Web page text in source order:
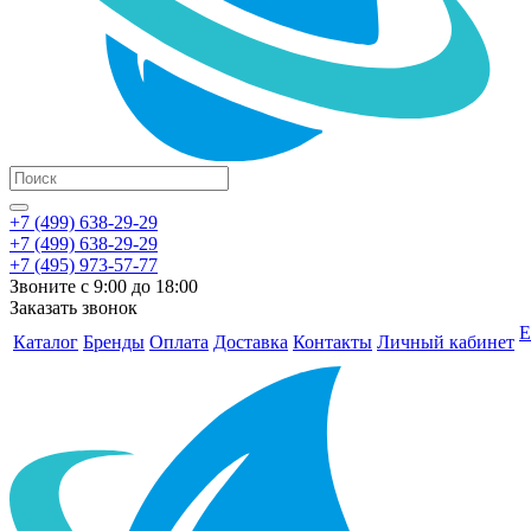
+7 (499) 638-29-29
+7 (499) 638-29-29
+7 (495) 973-57-77
Звоните с 9:00 до 18:00
Заказать звонок
Каталог Бренды Оплата Доставка Контакты Личный кабинет